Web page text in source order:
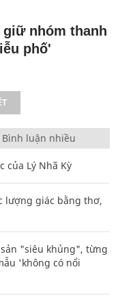
giữ nhóm thanh
phố'
Bình luận nhiều
của Lý Nhã Kỳ
lượng giác bằng thơ,
"siêu khủng", từng
'không có nổi